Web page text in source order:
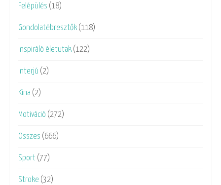
Felépülés (18)
Gondolatébresztők (118)
Inspiráló életutak (122)
Interjú (2)
Kína (2)
Motiváció (272)
Összes (666)
Sport (77)
Stroke (32)